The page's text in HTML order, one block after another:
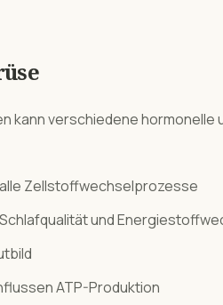
kann verschiedene hormonelle
Zellstoffwechselprozesse
und
ATP-Produktion